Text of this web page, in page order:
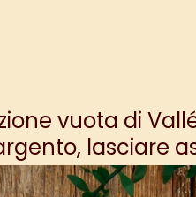
vuota di
lasciare